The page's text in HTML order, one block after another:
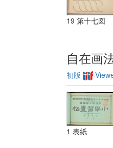
19 第十七図
自在
初版
1 表紙